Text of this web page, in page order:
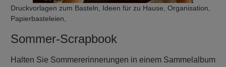
Druckvorlagen zum Basteln, Ideen für zu Hause, Organisation,
Papierbasteleien,
Sommer-Scrapbook
Halten Sie Sommererinnerungen in einem Sammelalbum